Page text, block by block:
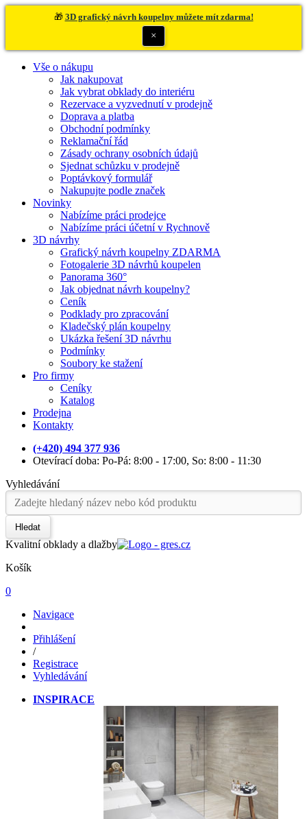
🎁 3D grafický návrh koupelny můžete mít zdarma!
×
Vše o nákupu
Jak nakupovat
Jak vybrat obklady do interiéru
Rezervace a vyzvednutí v prodejně
Doprava a platba
Obchodní podmínky
Reklamační řád
Zásady ochrany osobních údajů
Sjednat schůzku v prodejně
Poptávkový formulář
Nakupujte podle značek
Novinky
Nabízíme práci prodejce
Nabízíme práci účetní v Rychnově
3D návrhy
Grafický návrh koupelny ZDARMA
Fotogalerie 3D návrhů koupelen
Panorama 360°
Jak objednat návrh koupelny?
Ceník
Podklady pro zpracování
Kladečský plán koupelny
Ukázka řešení 3D návrhu
Podmínky
Soubory ke stažení
Pro firmy
Ceníky
Katalog
Prodejna
Kontakty
(+420) 494 377 936
Otevírací doba: Po-Pá: 8:00 - 17:00, So: 8:00 - 11:30
Vyhledávání
Hledat
Kvalitní obklady a dlažby
Košík
0
Navigace
Přihlášení
/
Registrace
Vyhledávání
INSPIRACE